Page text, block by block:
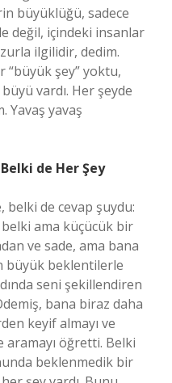
büyüklüğü, sadece
değil, içindeki insanlar
ilgilidir, dedim.
“büyük şey” yoktu,
vardı. Her şeyde
Yavaş yavaş
de Her Şey
belki de cevap şuydu:
ama küçücük bir
ve sade, ama bana
büyük beklentilerle
seni şekillendiren
bana biraz daha
keyif almayı ve
aramayı öğretti. Belki
beklenmedik bir